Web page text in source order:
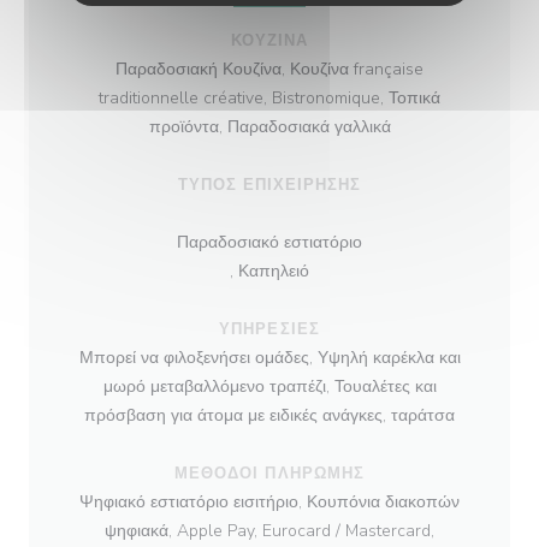
ΚΟΥΖΊΝΑ
Παραδοσιακή Κουζίνα, Κουζίνα française
traditionnelle créative, Bistronomique, Τοπικά
προϊόντα, Παραδοσιακά γαλλικά
ΤΎΠΟΣ ΕΠΙΧΕΊΡΗΣΗΣ
Παραδοσιακό εστιατόριο
, Καπηλειό
ΥΠΗΡΕΣΊΕΣ
Μπορεί να φιλοξενήσει ομάδες, Υψηλή καρέκλα και
μωρό μεταβαλλόμενο τραπέζι, Τουαλέτες και
πρόσβαση για άτομα με ειδικές ανάγκες, ταράτσα
ΜΈΘΟΔΟΙ ΠΛΗΡΩΜΉΣ
Ψηφιακό εστιατόριο εισιτήριο, Κουπόνια διακοπών
ψηφιακά, Apple Pay, Eurocard / Mastercard,